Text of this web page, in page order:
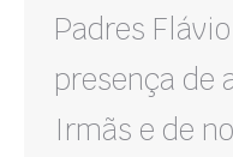
Padres
presença de
Irmãs e de